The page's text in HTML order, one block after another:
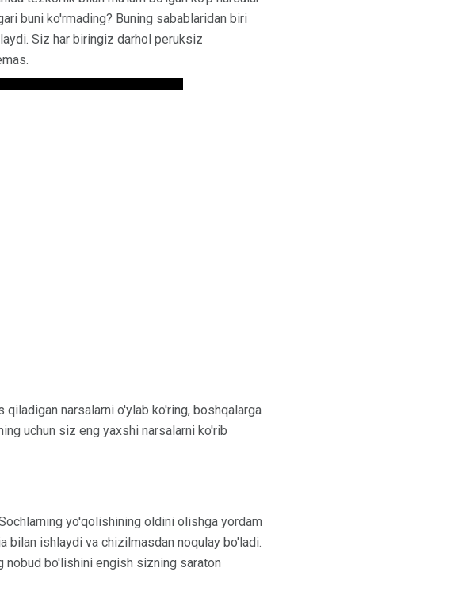
buni ko'rmading? Buning sabablaridan biri
Siz har biringiz darhol peruksiz
narsalarni o'ylab ko'ring, boshqalarga
uchun siz eng yaxshi narsalarni ko'rib
yo'qolishining oldini olishga yordam
bilan ishlaydi va chizilmasdan noqulay bo'ladi.
nobud bo'lishini engish sizning saraton